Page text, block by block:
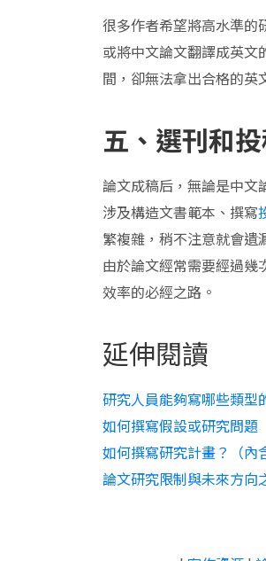
很多作者希望將高水準的
或將中文論文翻譯成英文
間，卻無法拿出合格的英
五、選刊和
論文成稿后，無論是中文
涉及構造文書範本、撰寫
繁複雜，稍不注意就會遺
由於論文經常需要經過幾
效率的必經之路。
延伸閱讀
研究人員能夠寫哪些類型
如何撰寫假設或研究問題
如何撰寫研究計畫？（內
論文研究限制與未來方向